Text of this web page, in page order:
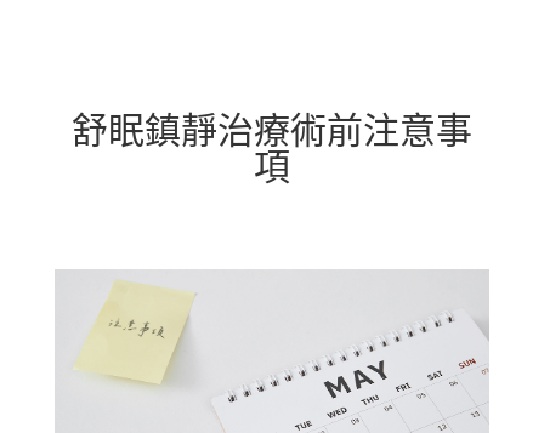
舒眠鎮靜治療術前注意事
項